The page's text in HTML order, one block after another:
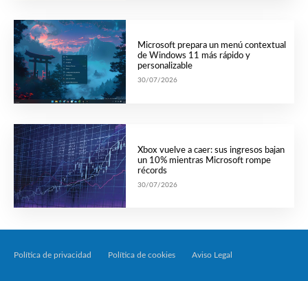
Microsoft prepara un menú contextual
de Windows 11 más rápido y
personalizable
30/07/2026
Xbox vuelve a caer: sus ingresos bajan
un 10% mientras Microsoft rompe
récords
30/07/2026
Política de privacidad Política de cookies Aviso Legal